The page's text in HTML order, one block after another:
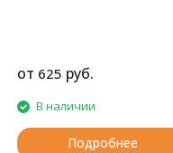
от 625 руб.
В наличии
Подробнее